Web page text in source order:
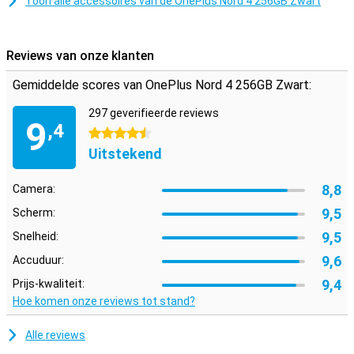
Reviews van onze klanten
Gemiddelde scores van OnePlus Nord 4 256GB Zwart:
9,4
297 geverifieerde reviews
4.5 sterren
Uitstekend
Camera: 8,8
Scherm: 9,5
Snelheid: 9,5
Accuduur: 9,6
Prijs-kwaliteit: 9,4
Hoe komen onze reviews tot stand?
Alle reviews